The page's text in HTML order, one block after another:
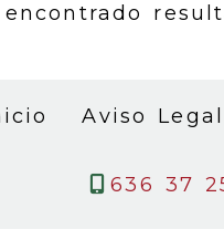
Aviso Legal
636 37